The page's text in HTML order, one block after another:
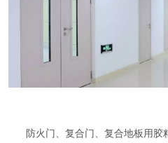
防火门、复合门、复合地板用胶